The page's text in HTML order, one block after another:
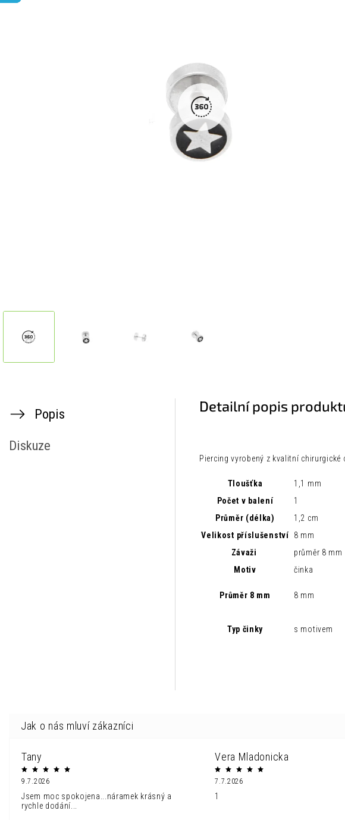
Popis
Diskuze
Detailní popis
Piercing vyrobený z kvalitní chirurgické
Tloušťka
1,1 mm
Počet v balení
1
Průměr (délka)
1,2 cm
Velikost příslušenství 8 mm
Závaži
průměr 8 mm
Motiv
činka
Průměr 8 mm 8 mm
Typ činky s motivem
Tany
9.7.2026
Jsem moc spokojena...náramek krásný a
rychle dodání...
Vera Mladonicka
7.7.2026
1